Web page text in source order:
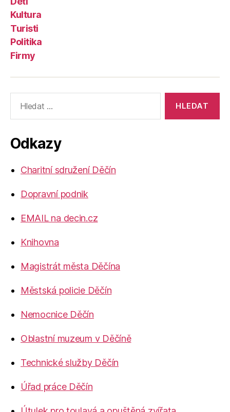
Kultura
Turisti
Politika
Firmy
vyhledávání:
Odkazy
Charitní sdružení Děčín
Dopravní podnik
EMAIL na decin.cz
Knihovna
Magistrát města Děčína
Městská policie Děčín
Nemocnice Děčín
Oblastní muzeum v Děčíně
Technické služby Děčín
Úřad práce Děčín